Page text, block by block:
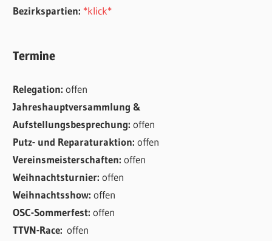
Bezirkspartien: *klick*
Termine
Relegation:offen
Jahreshauptversammlung &
Aufstellungsbesprechung:offen
Putz- und Reparaturaktion:offen
Vereinsmeisterschaften:offen
Weihnachtsturnier:offen
Weihnachtsshow:offen
OSC-Sommerfest:offen
TTVN-Race:offen